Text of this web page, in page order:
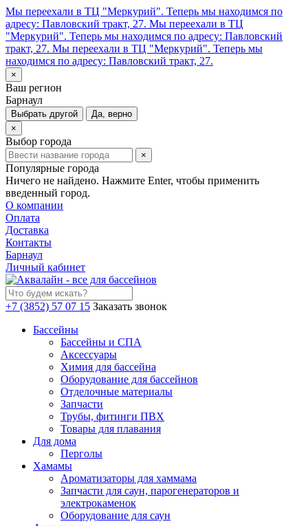
Мы переехали в ТЦ "Меркурий". Теперь мы находимся по
адресу: Павловский тракт, 27. Мы переехали в ТЦ
"Меркурий". Теперь мы находимся по адресу: Павловский
тракт, 27. Мы переехали в ТЦ "Меркурий". Теперь мы
находимся по адресу: Павловский тракт, 27.
×
Ваш регион
Барнаул
Выбрать другой
Да, верно
×
Выбор города
×
Популярные города
Ничего не найдено. Нажмите Enter, чтобы применить
введенный город.
О компании
Оплата
Доставка
Контакты
Барнаул
Личный кабинет
+7 (3852) 57 07 15 Заказать звонок
Бассейны
Бассейны и СПА
Аксессуары
Химия для бассейна
Оборудование для бассейнов
Отделочные материалы
Запчасти
Трубы, фитинги ПВХ
Товары для плавания
Для дома
Перголы
Хамамы
Ароматизаторы для хаммама
Запчасти для саун, парогенераторов и
электрокаменок
Оборудование для саун